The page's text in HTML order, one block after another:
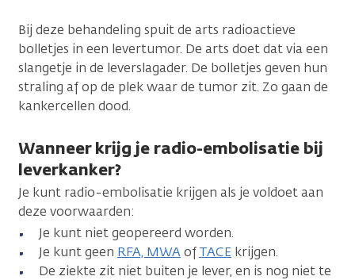
Bij deze behandeling spuit de arts radioactieve
bolletjes in een levertumor. De arts doet dat via een
slangetje in de leverslagader. De bolletjes geven hun
straling af op de plek waar de tumor zit. Zo gaan de
kankercellen dood.
Wanneer krijg je radio-embolisatie bij
leverkanker?
Je kunt radio-embolisatie krijgen als je voldoet aan
deze voorwaarden:
Je kunt niet geopereerd worden.
Je kunt geen RFA, MWAofTACE krijgen.
De ziekte zit niet buiten je lever, en is nog niet te